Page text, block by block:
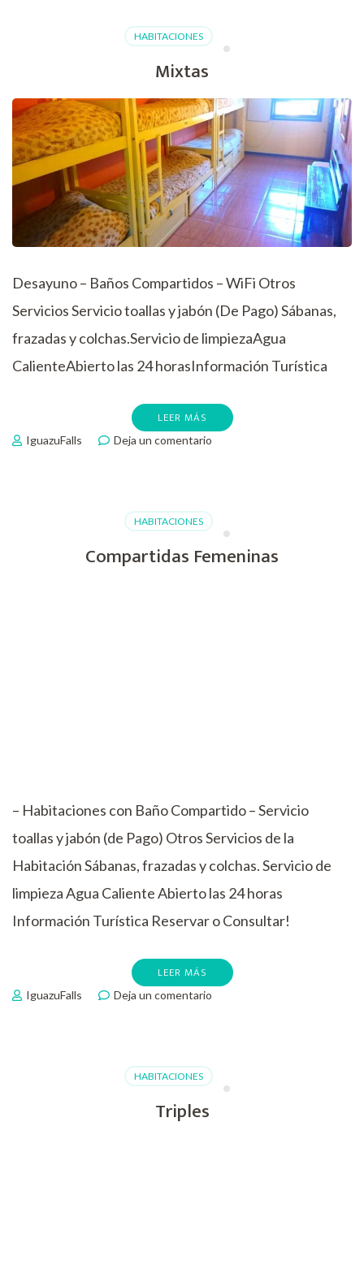
HABITACIONES
Mixtas
Desayuno – Baños Compartidos – WiFi Otros
Servicios Servicio toallas y jabón (De Pago) Sábanas,
frazadas y colchas.Servicio de limpiezaAgua
CalienteAbierto las 24 horasInformación Turística
LEER MÁS
IguazuFalls Deja un comentario
HABITACIONES
Compartidas Femeninas
– Habitaciones con Baño Compartido – Servicio
toallas y jabón (de Pago) Otros Servicios de la
Habitación Sábanas, frazadas y colchas. Servicio de
limpieza Agua Caliente Abierto las 24 horas
Información Turística Reservar o Consultar!
LEER MÁS
IguazuFalls Deja un comentario
HABITACIONES
Triples